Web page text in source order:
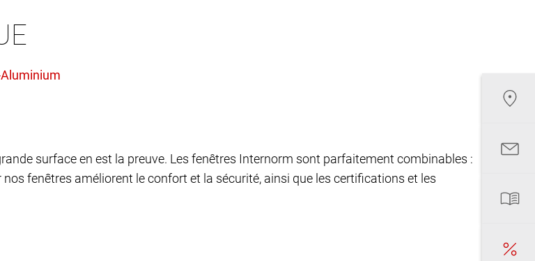
surface en est la preuve. Les fenêtres Internorm sont parfaitement combinables :
nos fenêtres améliorent le confort et la sécurité, ainsi que les certifications et les